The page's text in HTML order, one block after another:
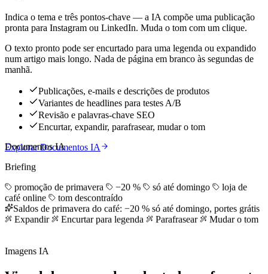
Indica o tema e três pontos-chave — a IA compõe uma publicação
pronta para Instagram ou LinkedIn. Muda o tom com um clique.
O texto pronto pode ser encurtado para uma legenda ou expandido
num artigo mais longo. Nada de página em branco às segundas de
manhã.
Publicações, e-mails e descrições de produtos
Variantes de headlines para testes A/B
Revisão e palavras-chave SEO
Encurtar, expandir, parafrasear, mudar o tom
Explorar Documentos IA
Documentos IA
Briefing
promoção de primavera
−20 % só até domingo
loja de
café online
tom descontraído
Saldos de primavera do café: −20 % só até domingo, portes grátis
Expandir
Encurtar para legenda Parafrasear Mudar o tom
Imagens IA